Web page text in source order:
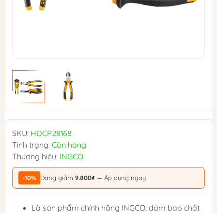
SKU: HDCP28168
Tình trạng: Còn hàng
Thương hiệu: INGCO
-10% Đang giảm 9.800₫ — Áp dụng ngay
Là sản phẩm chính hãng INGCO, đảm bảo chất